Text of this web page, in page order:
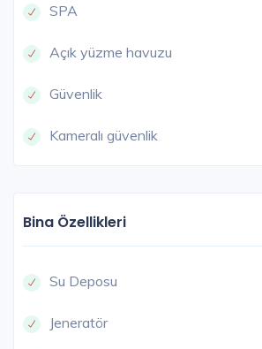
SPA
Açık yüzme havuzu
Güvenlik
Kameralı güvenlik
Bina Özellikleri
Su Deposu
Jeneratör